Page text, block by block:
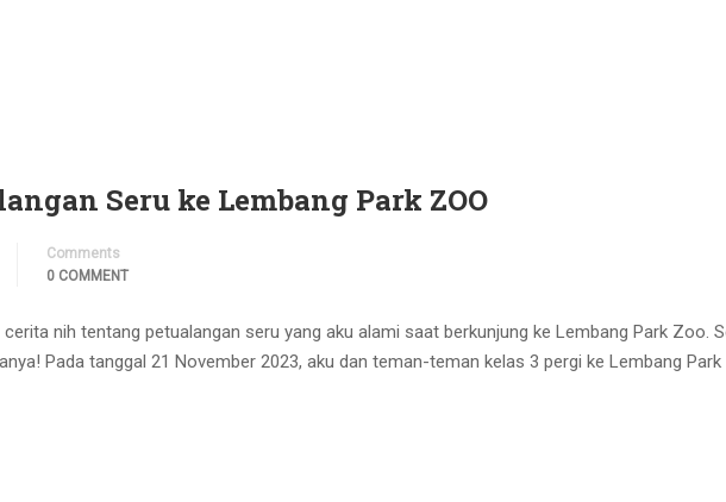
Seru ke Lembang Park ZOO
Comments
0 COMMENT
nih tentang petualangan seru yang aku alami saat berkunjung ke Lembang Park Zoo.
Pada tanggal 21 November 2023, aku dan teman-teman kelas 3 pergi ke Lembang